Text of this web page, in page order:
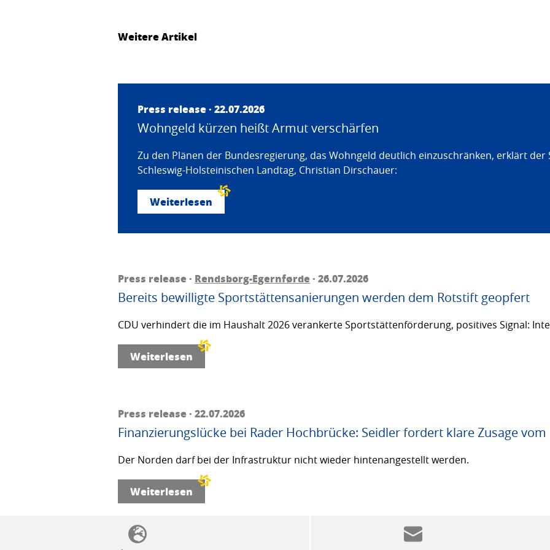
Weitere Artikel
Press release · 22.07.2026
Wohngeld kürzen heißt Armut verschärfen
Zu den Plänen der Bundesregierung, das Wohngeld deutlich einzuschränken, erklärt der
Schleswig-Holsteinischen Landtag, Christian Dirschauer:
Weiterlesen
Press release · Rendsborg-Egernførde· 26.07.2026
Bereits bewilligte Sportstättensanierungen werden dem Rotstift geopfert
CDU verhindert die im Haushalt 2026 verankerte Sportstättenförderung, positives Signal:
Weiterlesen
Press release · 22.07.2026
Finanzierungslücke bei Rader Hochbrücke: Seidler fordert klare Zusage vom
Der Norden darf bei der Infrastruktur nicht wieder hintenangestellt werden.
Weiterlesen
SSW politics from A to Z